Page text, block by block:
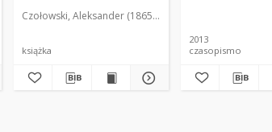
im. Emilii Sukertowej-Biedrawiny w Olsztynie
Czołowski, Aleksander (1865-1944)
książka
2013
czasopismo